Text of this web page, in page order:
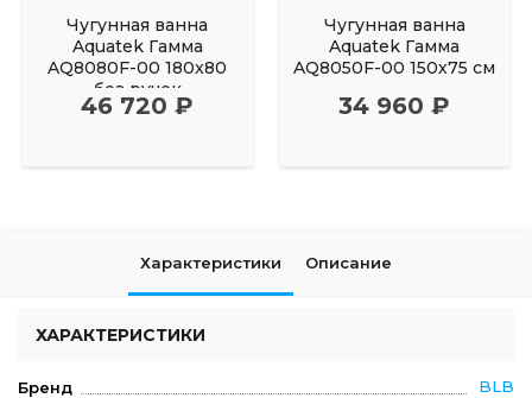
Чугунная ванна
Aquatek Гамма
AQ8080F-00 180x80
без ручек
46 720 ₽
Чугунная ванна
Aquatek Гамма
AQ8050F-00 150х75 см
34 960 ₽
Характеристики Описание
ХАРАКТЕРИСТИКИ
Бренд BLB